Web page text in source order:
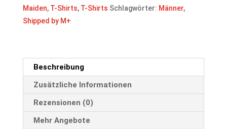
Maiden, T-Shirts, T-Shirts Schlagwörter: Männer,
Shipped by M+
Beschreibung
Zusätzliche Informationen
Rezensionen (0)
Mehr Angebote